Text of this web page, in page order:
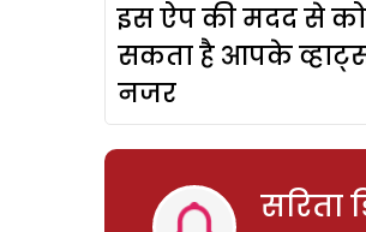
इस ऐप की मदद से
सकता है आपके
नजर
सरिता